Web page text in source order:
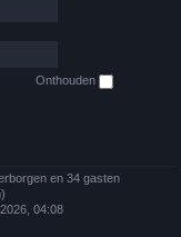
Onthouden
en 34 gasten
04:08